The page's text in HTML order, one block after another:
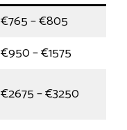
€765 – €805
€950 – €1575
€2675 – €3250